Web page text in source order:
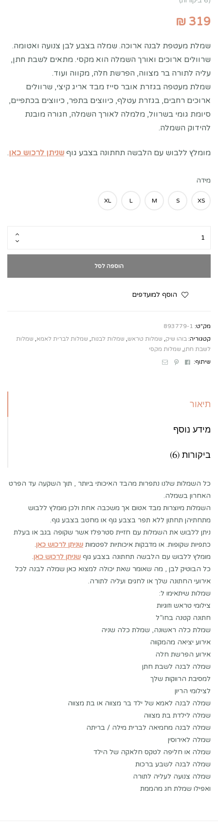
₪ 319
שמלת מעטפת לבנה ארוכה. שמלה בצבע לבן צנועה ואטומה.
שרוולים ארוכים ואורך השמלה הוא מקסי. מתאים לשבת חתן,
עליה לתורה בר מצווה, הפרשת חלה, מקווה ועוד.
שמלת מעטפה בגזרת אובר סייז מבד אריג קיצי, שרוולים
ארוכים רחבים, בגזרת עטלף, כיווצים בתפר, כיווצים בכתפיים,
סיומת גומי בשרוול, מלמלה לאורך השמלה, חגורה מובנת
להידוק השמלה.
מומלץ ללבוש עם הלבשה תחתונה בצבע גוף שניתן לרכוש כאן.
מידה
XS
S
M
L
XL
הוספה לסל
הוסף למועדפים
מק"ט: 893779-1
קטגוריה: בוהו שיק שמלות טראש שמלות לבנות שמלות לברית לאמא שמלות
לשבת חתן שמלות מקסי
שיתוף:
Facebook
Pinterest
Email
תיאור
מידע נוסף
ביקורות (6)
כל השמלות שלנו נתפרות מהבד האיכותי ביותר , תוך השקעה עד הפרט
האחרון בשמלה.
השמלות מיוצרות מבד אטום אך משכבה אחת ולכן מומלץ ללבוש
מתחתיהן תחתון ללא תפר בצבע גוף או מחטב בצבע גוף.
ניתן ללבוש את השמלות עם חזיית סטרפלז אשר שקופה בגב או בעלת
כתפיות שקופות. או מדבקות איכותיות לפטמות שניתן לרכוש כאן.
מומלץ ללבוש עם הלבשה תחתונה בצבע גוף שניתן לרכוש כאן.
כל הבוטיק לבן , מה שאומר שאת יכולה למצוא כאן שמלה לבנה לכל
אירועי החתונה שלך או לחגים ועליה לתורה.
שמלות שיתאימו ל:
צילומי טראש וזוגיות
חתונה קטנה בחו”ל
שמלת כלה ראשונה, שמלת כלה שניה
אירוע יציאה מהמקווה
אירוע הפרשת חלה
שמלה לבנה לשבת חתן
למסיבת הרווקות שלך
לצילומי הריון
שמלה לבנה לאמא של ילד בר מצווה או בת מצווה
שמלה לילדת בת מצווה
שמלה לבנה מחמיאה לברית מילה / בריתה
שמלה לאירוסין
שמלה או חליפה לטקס חלאקה של הילד
שמלה לבנה לשבע ברכות
שמלה צנועה לעליה לתורה
ואפילו שמלת חג מהממת